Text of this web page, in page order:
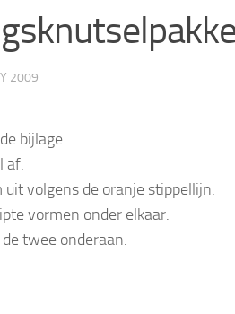
2009
bijlage.
af.
uit volgens de oranje stippellijn.
vormen onder elkaar.
twee onderaan.